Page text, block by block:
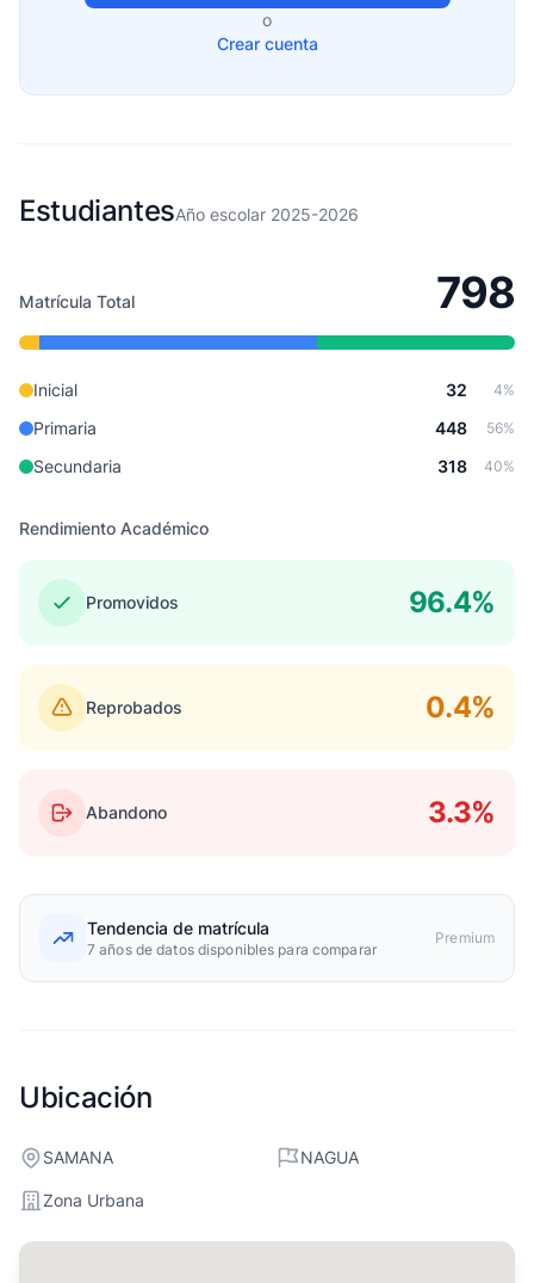
o
Crear cuenta
EstudiantesAño escolar 2025-2026
Matrícula Total 798
Inicial 32 4%
Primaria 448 56%
Secundaria 318 40%
Rendimiento Académico
Promovidos 96.4%
Reprobados 0.4%
Abandono 3.3%
Tendencia de matrícula
7 años de datos disponibles para comparar
Premium
Ubicación
SAMANA NAGUA
Zona Urbana